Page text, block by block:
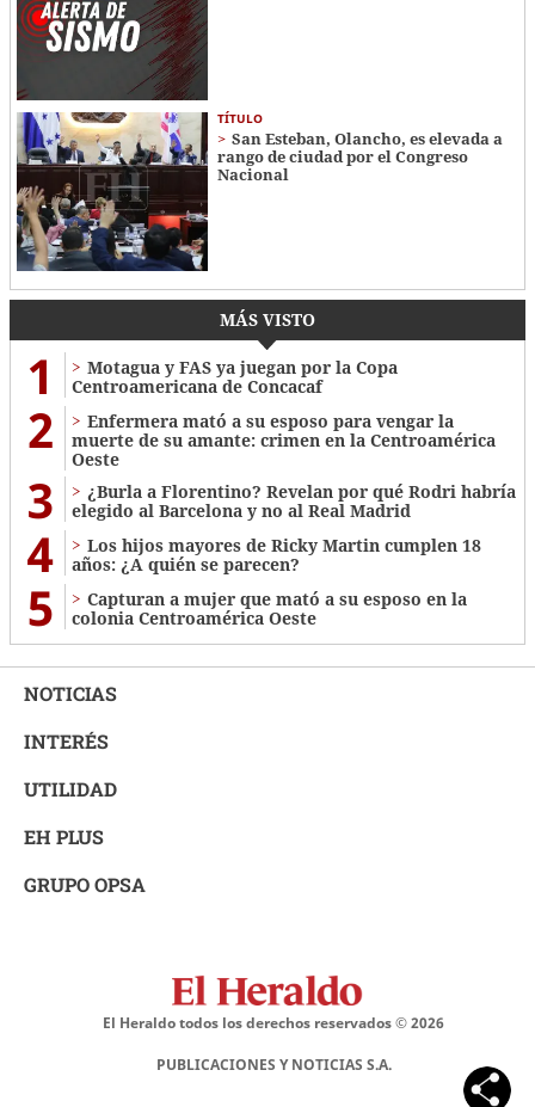
TÍTULO
San Esteban, Olancho, es elevada a
rango de ciudad por el Congreso
Nacional
MÁS VISTO
1
Motagua y FAS ya juegan por la Copa
Centroamericana de Concacaf
2
Enfermera mató a su esposo para vengar la
muerte de su amante: crimen en la Centroamérica
Oeste
3
¿Burla a Florentino? Revelan por qué Rodri habría
elegido al Barcelona y no al Real Madrid
4
Los hijos mayores de Ricky Martin cumplen 18
años: ¿A quién se parecen?
5
Capturan a mujer que mató a su esposo en la
colonia Centroamérica Oeste
NOTICIAS
INTERÉS
UTILIDAD
EH PLUS
GRUPO OPSA
El Heraldo todos los derechos reservados ©2026
PUBLICACIONES Y NOTICIAS S.A.